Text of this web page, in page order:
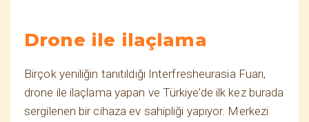
Drone ile ilaçlama
Birçok yeniliğin tanıtıldığı Interfresheurasia Fuarı,
drone ile ilaçlama yapan ve Türkiye’de ilk kez burada
sergilenen bir cihaza ev sahipliği yapıyor. Merkezi